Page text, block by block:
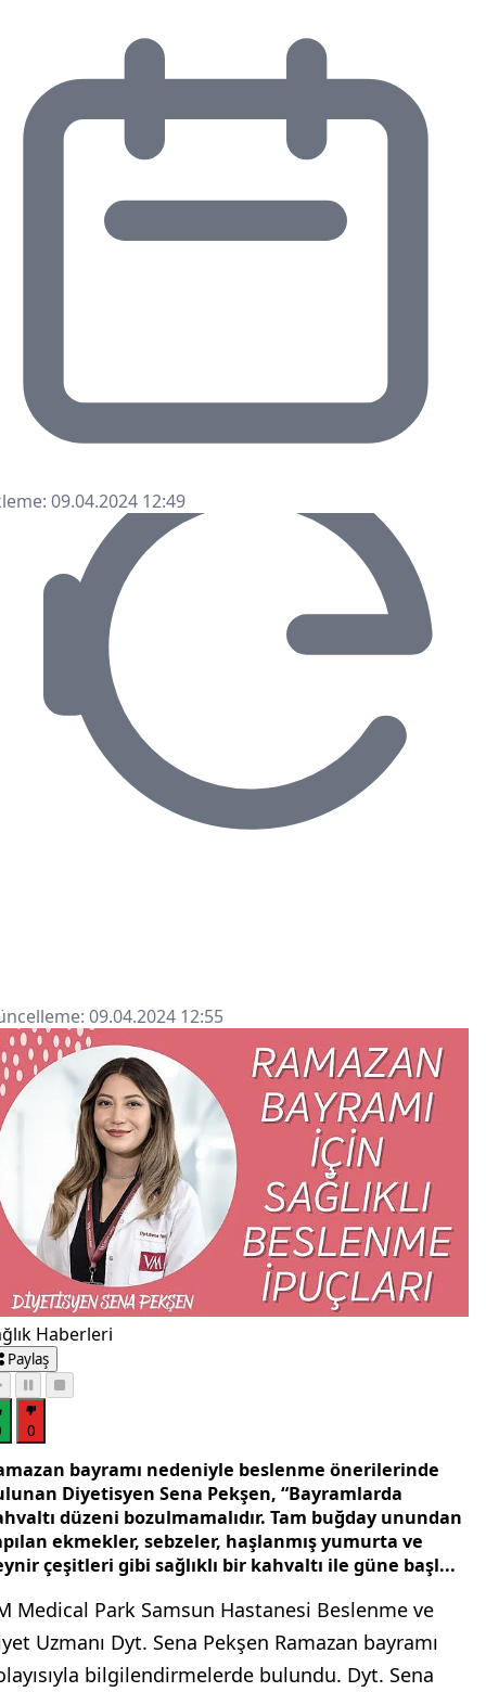
09.04.2024 12:49
09.04.2024 12:55
Haberleri
Paylaş
0
bayramı nedeniyle beslenme önerilerinde
Diyetisyen Sena Pekşen, “Bayramlarda
düzeni bozulmamalıdır. Tam buğday unundan
ekmekler, sebzeler, haşlanmış yumurta ve
çeşitleri gibi sağlıklı bir kahvaltı ile güne başl...
Medical Park Samsun Hastanesi Beslenme ve
Uzmanı Dyt. Sena Pekşen Ramazan bayramı
bilgilendirmelerde bulundu. Dyt. Sena